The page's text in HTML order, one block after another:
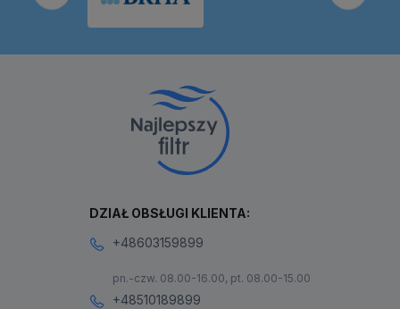
DZIAŁ OBSŁUGI KLIENTA:
+48603159899
pn.-czw. 08.00-16.00, pt. 08.00-15.00
+48510189899